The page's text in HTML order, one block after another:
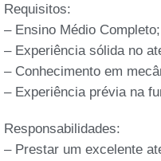
Requisitos:
– Ensino Médio Completo;
– Experiência sólida no
– Conhecimento em
– Experiência prévia na
Responsabilidades:
– Prestar um excelente